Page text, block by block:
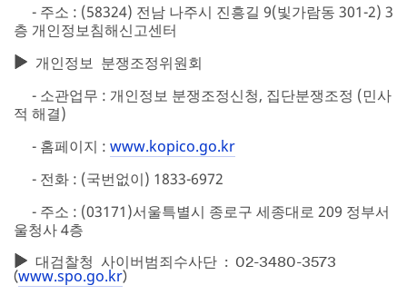
- 주소 : (58324) 전남 나주시 진흥길 9(빛가람동 301-2) 3
층 개인정보침해신고센터
개인정보 분쟁조정위원회
- 소관업무 : 개인정보 분쟁조정신청, 집단분쟁조정 (민사
적 해결)
- 홈페이지 : www.kopico.go.kr
- 전화 : (국번없이) 1833-6972
- 주소 : (03171)서울특별시 종로구 세종대로 209 정부서
울청사 4층
대검찰청 사이버범죄수사단 : 02-3480-3573
(www.spo.go.kr)